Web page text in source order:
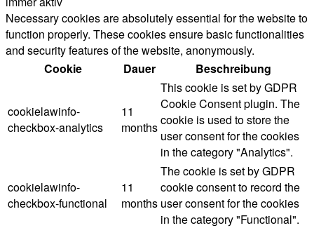
Necessary cookies are absolutely essential for the website to
function properly. These cookies ensure basic functionalities
and security features of the website, anonymously.
Cookie
Dauer Beschreibung
cookielawinfo-
checkbox-analytics
11
months
This cookie is set by GDPR
Cookie Consent plugin. The
cookie is used to store the
user consent for the cookies
in the category "Analytics".
cookielawinfo-
checkbox-functional
11
months
The cookie is set by GDPR
cookie consent to record the
user consent for the cookies
in the category "Functional".